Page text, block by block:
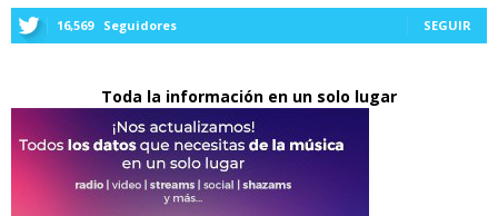
16,569 Seguidores SEGUIR
Toda la información en un solo lugar